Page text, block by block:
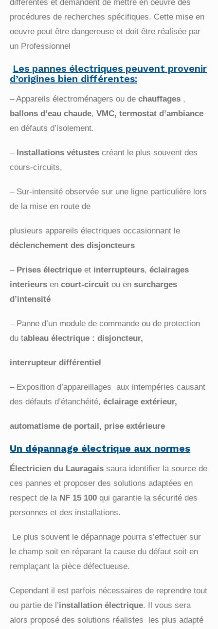
différentes et demandent de mettre en oeuvre des
procédures de recherches spécifiques. Cette mise en
oeuvre peut être dangereuse et doit être réalisée par
un Professionnel
Les pannes électriques peuvent provenir
d’origines bien différentes:
– Appareils électroménagers ou de chauffages ,
ballons d’eau chaude, VMC, termostat d’ambiance
en défauts d’isolement.
–Installations vétustes créant le plus souvent des
cours-circuits,
– Sur-intensité observée sur une ligne particulière lors
de la mise en route de
plusieurs appareils électriques occasionnant le
déclenchement des disjoncteurs
–Prises électrique et interrupteurs, éclairages
interieurs en court-circuit ou en surcharges
d’intensité
– Panne d’un module de commande ou de protection
du tableau électrique : disjoncteur,
interrupteur différentiel
– Exposition d’appareillages aux intempéries causant
des défauts d’étanchéité, éclairage extérieur,
automatisme de portail, prise extérieure
Un dépannage électrique aux normes
Électricien du Lauragais saura identifier la source de
ces pannes et proposer des solutions adaptées en
respect de la NF 15 100 qui garantie la sécurité des
personnes et des installations.
Le plus souvent le dépannage pourra s’effectuer sur
le champ soit en réparant la cause du défaut soit en
remplaçant la pièce défectueuse.
Cependant il est parfois nécessaires de reprendre tout
ou partie de l’installation électrique. Il vous sera
alors proposé des solutions réalistes les plus adapté